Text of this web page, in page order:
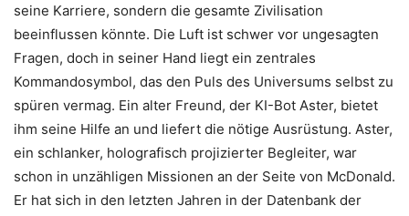
seine Karriere, sondern die gesamte Zivilisation
beeinflussen könnte. Die Luft ist schwer vor ungesagten
Fragen, doch in seiner Hand liegt ein zentrales
Kommandosymbol, das den Puls des Universums selbst zu
spüren vermag. Ein alter Freund, der KI-Bot Aster, bietet
ihm seine Hilfe an und liefert die nötige Ausrüstung. Aster,
ein schlanker, holografisch projizierter Begleiter, war
schon in unzähligen Missionen an der Seite von McDonald.
Er hat sich in den letzten Jahren in der Datenbank der